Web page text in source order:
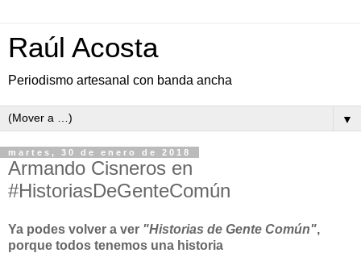
Raúl Acosta
Periodismo artesanal con banda ancha
▼
martes, 30 de enero de 2018
Armando Cisneros en
#HistoriasDeGenteComún
Ya podes volver a ver "Historias de Gente Común",
porque todos tenemos una historia